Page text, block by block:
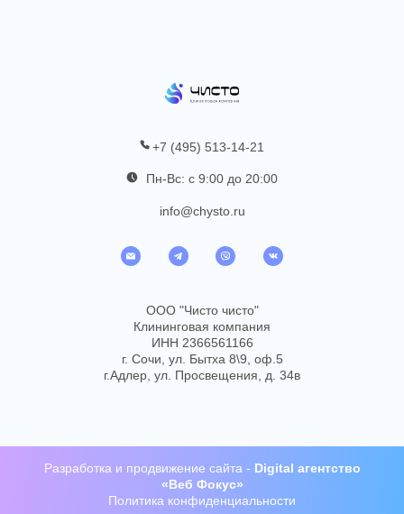
+7 (495) 513-14-21
Пн-Вс: с 9:00 до 20:00
info@chysto.ru
ООО "Чисто чисто"
Клининговая компания
ИНН 2366561166
г. Сочи, ул. Бытха 8\9, оф.5
г.Адлер, ул. Просвещения, д. 34в
Разработка и продвижение сайта - Digital агентство
«Веб Фокус»
Политика конфиденциальности